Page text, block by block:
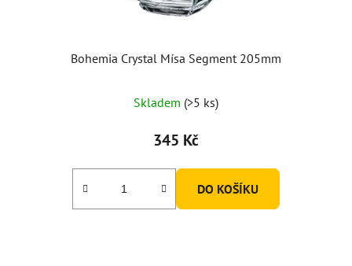
Bohemia Crystal Mísa Segment 205mm
Skladem (>5 ks)
345 Kč
DO KOŠÍKU